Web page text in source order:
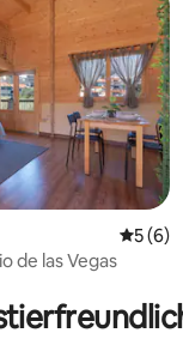
von 5, 13
5 (6)
de las Vegas